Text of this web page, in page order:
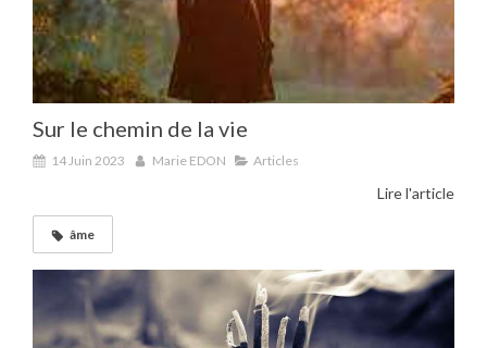
Sur le chemin de la vie
14 Juin 2023 Marie EDON Articles
Lire l'article
âme